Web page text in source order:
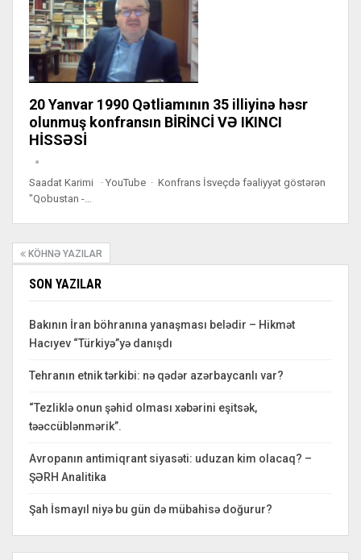
20 Yanvar 1990 Qətliamının 35 illiyinə həsr
olunmuş konfransın BİRİNCİ VƏ IKINCI
HİSSƏSİ
Saadat Karimi · YouTube · Konfrans İsveçdə fəaliyyət göstərən
"Qobustan -…
KÖHNƏ YAZILAR
SON YAZILAR
Bakının İran böhranına yanaşması belədir – Hikmət
Hacıyev “Türkiyə”yə danışdı
Tehranın etnik tərkibi: nə qədər azərbaycanlı var?
“Tezliklə onun şəhid olması xəbərini eşitsək,
təəccüblənmərik”.
Avropanın antimiqrant siyasəti: uduzan kim olacaq? –
ŞƏRH Analitika
Şah İsmayıl niyə bu gün də mübahisə doğurur?